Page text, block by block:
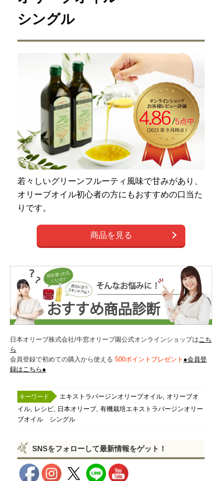
シングル
若々しいグリーンフルーティ風味で甘みがあり、
オリーブオイル初心者の方にもおすすめの口当た
りです。
商品を見る
日本オリーブ株式会社/牛窓オリーブ園公式オンラインショップは こち
ら
会員登録で初めての購入から使える 500ポイントプレゼント ●会員登
録はこちら●
エキストラバージンオリーブオイル オリーブオ
イル
レシピ 日本オリーブ 有機栽培エキストラバージンオリー
ブオイル シングル
SNSをフォローして最新情報をゲット！